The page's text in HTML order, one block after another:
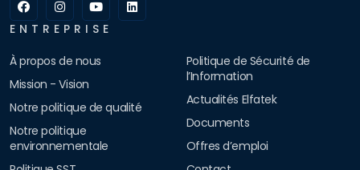
ENTREPRISE
À propos de nous
Mission - Vision
Notre politique de qualité
Notre politique
environnementale
Politique de Sécurité de
l’Information
Actualités Elfatek
Documents
Offres d’emploi